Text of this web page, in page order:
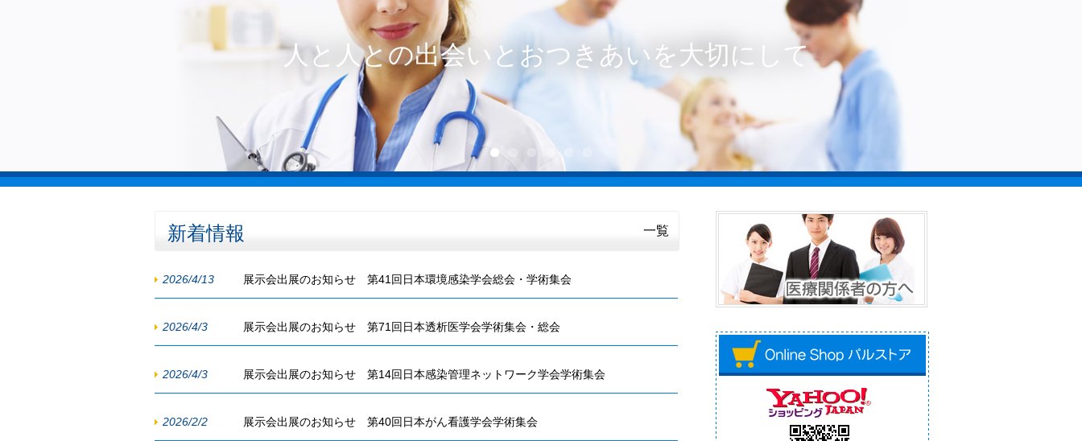
人と人との出会いとおつきあいを大切にして
新着情報 一覧
2026/4/13 展示会出展のお知らせ 第41回日本環境感染学会総会・学術集会
2026/4/3 展示会出展のお知らせ 第71回日本透析医学会学術集会・総会
2026/4/3 展示会出展のお知らせ 第14回日本感染管理ネットワーク学会学術集会
2026/2/2 展示会出展のお知らせ 第40回日本がん看護学会学術集会